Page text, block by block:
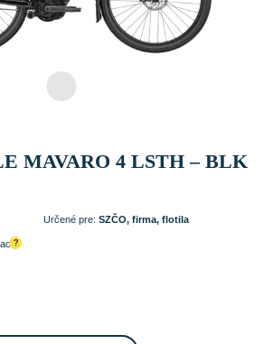
MAVARO 4 LSTH – BLK
Určené pre: SZČO, firma, flotila
?